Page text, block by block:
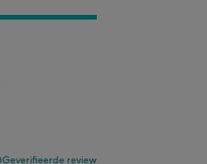
Geverifieerde review